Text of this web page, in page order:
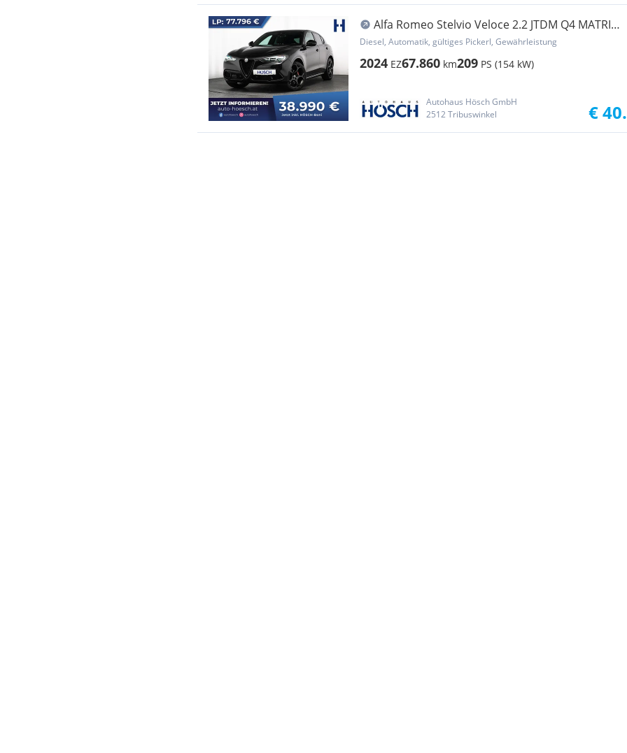
Alfa Romeo Stelvio Veloce 2.2 JTDM Q4 MATRIX
ASSISTENZ 21 ...
Diesel, Automatik, gültiges Pickerl, Gewährleistung
2024 EZ67.860 km209 PS (154 kW)
Autohaus Hösch GmbH
2512 Tribuswinkel
€